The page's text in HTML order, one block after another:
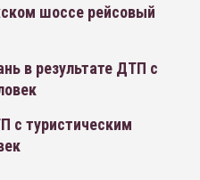
шоссе рейсовый
в результате ДТП с
с туристическим